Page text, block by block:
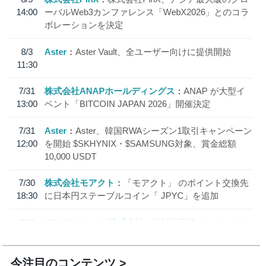
14:00
ーバルWeb3カンファレンス「WebX2026」とのコラ
ボレーションを決定
8/3
11:30
Aster Aster Vault、全ユーザー向けに提供開始
7/31
13:00
株式会社ANAPホールディングス
ANAP が大型イ
ベント「BITCOIN JAPAN 2026」開催決定
7/31
12:00
Aster
Aster、韓国RWAシーズン1取引キャンペーン
を開始 $SKHYNIX・$SAMSUNG対象、賞金総額
10,000 USDT
7/30
18:30
株式会社モアクト
「モアクト」 のポイント交換先
に日本円ステーブルコイン「 JPYC」を追加
7/29
SBI VCトレード株式会社
信託型円建てステーブル
今注目のコンテンツ